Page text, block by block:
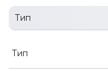
Тип
Тип